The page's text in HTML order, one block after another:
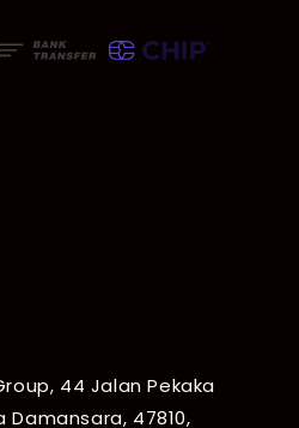
44 Jalan Pekaka
47810,